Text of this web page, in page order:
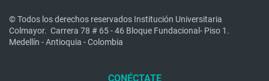
© Todos los derechos reservados Institución Universitaria
Colmayor. Carrera 78 # 65 - 46 Bloque Fundacional- Piso 1.
Medellín - Antioquia - Colombia